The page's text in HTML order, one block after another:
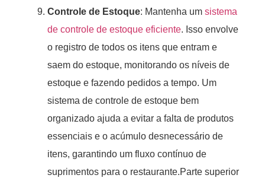
Controle de Estoque: Mantenha um sistema
de controle de estoque eficiente. Isso envolve
o registro de todos os itens que entram e
saem do estoque, monitorando os níveis de
estoque e fazendo pedidos a tempo. Um
sistema de controle de estoque bem
organizado ajuda a evitar a falta de produtos
essenciais e o acúmulo desnecessário de
itens, garantindo um fluxo contínuo de
suprimentos para o restaurante.Parte superior